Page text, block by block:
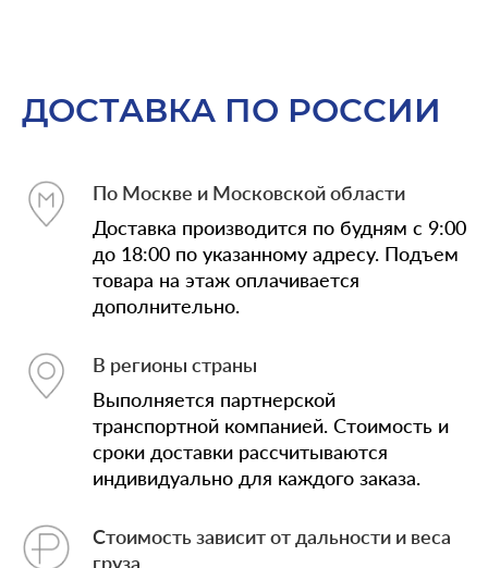
ДОСТАВКА ПО РОССИИ
По Москве и Московской области
Доставка производится по будням с 9:00
до 18:00 по указанному адресу. Подъем
товара на этаж оплачивается
дополнительно.
В регионы страны
Выполняется партнерской
транспортной компанией. Стоимость и
сроки доставки рассчитываются
индивидуально для каждого заказа.
Стоимость зависит от дальности и веса
груза